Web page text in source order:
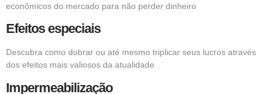
econômicos do mercado para não perder dinheiro
Efeitos especiais
Descubra como dobrar ou até mesmo triplicar seus lucros através
dos efeitos mais valiosos da atualidade
Impermeabilização